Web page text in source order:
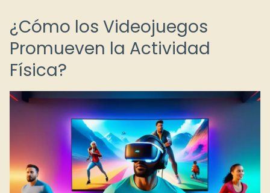
¿Cómo los Videojuegos
Promueven la Actividad
Física?